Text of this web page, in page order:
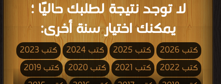
لا توجد نتيجة لطلبك حاليًا ؛
يمكنك اختيار سنة أخرى:
كتب 2026 كتب 2025 كتب 2024
كتب 2023
كتب 2022
كتب 2021 كتب 2020
كتب 2019